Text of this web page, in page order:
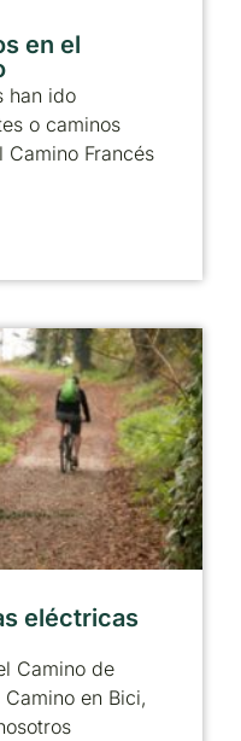
en el
han ido
o caminos
Francés
eléctricas
Camino de
en Bici,